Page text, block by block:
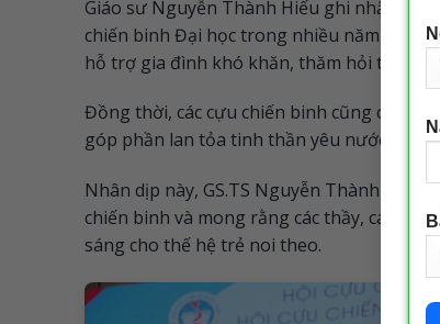
Giáo sư Nguyễn Thành Hiếu ghi nhận và
chiến binh Đại học trong nhiều năm qua
hỗ trợ gia đình khó khăn, thăm hỏi thân
Đồng thời, các cựu chiến binh cũng chính
góp phần lan tỏa tinh thần yêu nước và lý
Nhân dịp này, GS.TS Nguyễn Thành Hiếu
chiến binh và mong rằng các thầy, các cô
sáng cho thế hệ trẻ noi theo.